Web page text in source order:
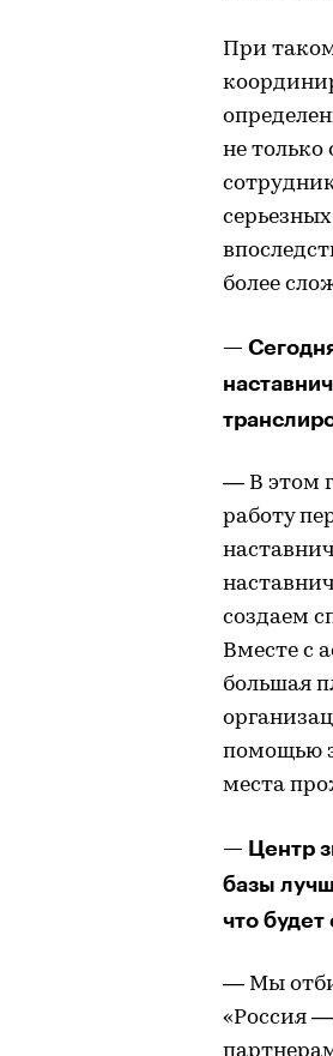
При
не только
более
—
— В этом
работу
создаем
Вместе с
большая
помощью
места
— Центр
базы
что будет
— Мы
«Россия